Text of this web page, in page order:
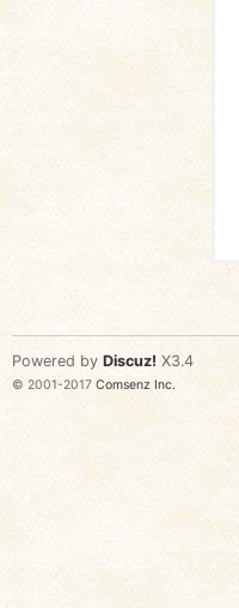
Powered by Discuz! X3.4
© 2001-2017 Comsenz Inc.